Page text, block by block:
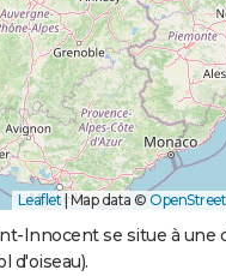
Leaflet|Map data ©
Innocent se situe à une
d'oiseau).